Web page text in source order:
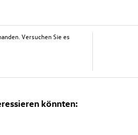
Versuchen Sie es
könnten: